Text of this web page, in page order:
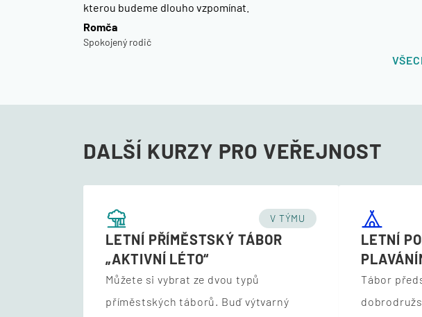
kterou budeme dlouho vzpomínat.
Romča
Spokojený rodič
DALŠÍ KURZY PRO VEŘEJNOST
V TÝMU
LETNÍ PŘÍMĚSTSKÝ TÁBOR
„AKTIVNÍ LÉTO“
Můžete si vybrat ze dvou typů
příměstských táborů. Buď výtvarný
LETNÍ
Tábor